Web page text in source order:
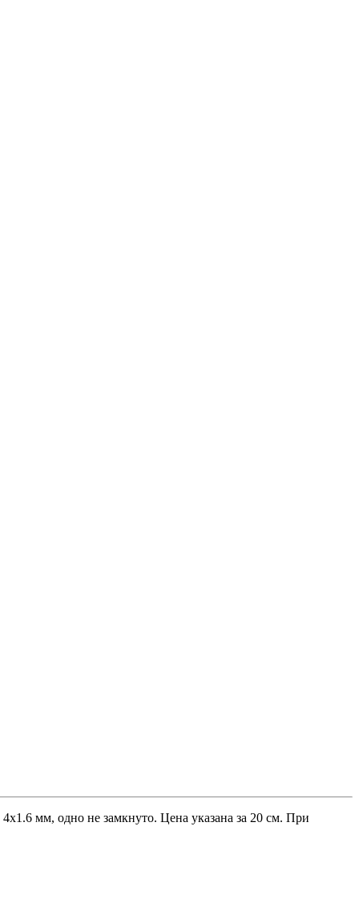
мм, одно не замкнуто. Цена указана за 20 см. При